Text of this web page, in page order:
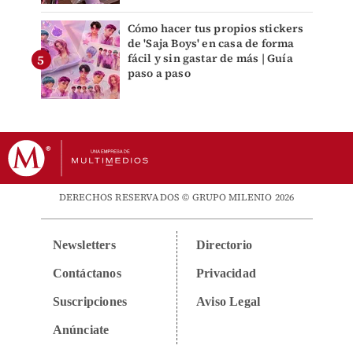
Cómo hacer tus propios stickers
de 'Saja Boys' en casa de forma
fácil y sin gastar de más | Guía
paso a paso
DERECHOS RESERVADOS © GRUPO MILENIO 2026
Newsletters
Contáctanos
Suscripciones
Anúnciate
Directorio
Privacidad
Aviso Legal